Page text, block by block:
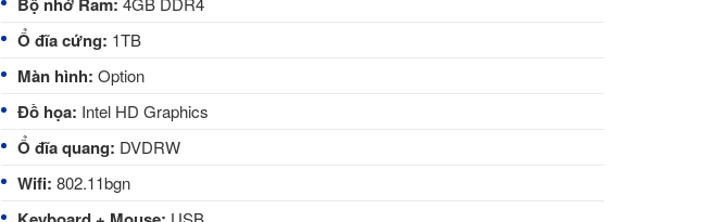
Ổ đĩa cứng: 1TB
Màn hình: Option
Đồ họa: Intel HD Graphics
Ổ đĩa quang: DVDRW
Wifi: 802.11bgn